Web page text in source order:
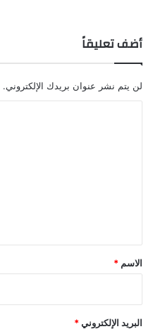
أضف تعليقاً
لن يتم نشر عنوان بريدك الإلكتروني.
*
الاسم *
البريد الإلكتروني*